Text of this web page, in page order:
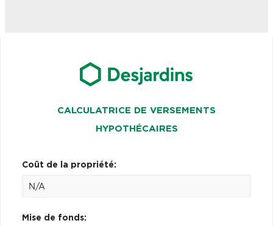
CALCULATRICE DE VERSEMENTS
HYPOTHÉCAIRES
Coût de la propriété:
Mise de fonds: